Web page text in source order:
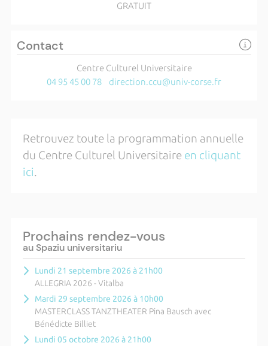
GRATUIT
Contact
Centre Culturel Universitaire
04 95 45 00 78
direction.ccu@univ-corse.fr
Retrouvez toute la programmation annuelle
du Centre Culturel Universitaire en cliquant
ici.
Prochains rendez-vous
au Spaziu universitariu
Lundi 21 septembre 2026 à 21h00
ALLEGRIA 2026 - Vitalba
Mardi 29 septembre 2026 à 10h00
MASTERCLASS TANZTHEATER Pina Bausch avec
Bénédicte Billiet
Lundi 05 octobre 2026 à 21h00